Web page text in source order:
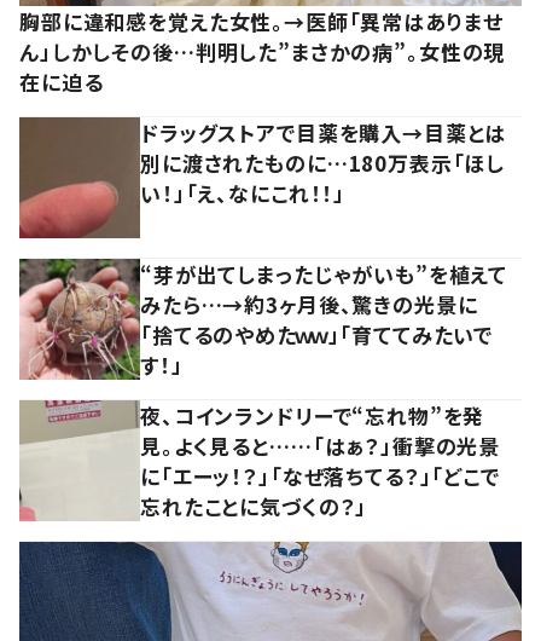
胸部に違和感を覚えた女性。→医師「異常はありませ
ん」しかしその後…判明した”まさかの病”。女性の現
在に迫る
ドラッグストアで目薬を購入→目薬とは
別に渡されたものに…180万表示「ほし
い！」「え、なにこれ！！」
“芽が出てしまったじゃがいも”を植えて
みたら…→約3ヶ月後、驚きの光景に
「捨てるのやめたｗｗ」「育ててみたいで
す！」
夜、コインランドリーで“忘れ物”を発
見。よく見ると……「はぁ？」衝撃の光景
に「エーッ！？」「なぜ落ちてる？」「どこで
忘れたことに気づくの？」